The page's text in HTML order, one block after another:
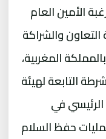
الأمين العام
والشراكة
المغربية،
التابعة لهيئة
في
حفظ السلام